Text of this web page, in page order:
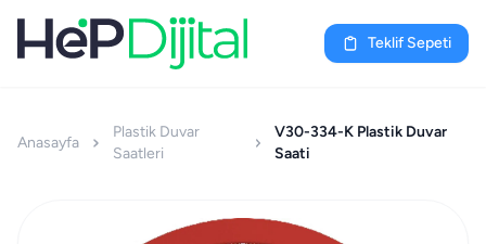
Teklif Sepeti
Anasayfa
Plastik Duvar
Saatleri
V30-334-K Plastik Duvar
Saati